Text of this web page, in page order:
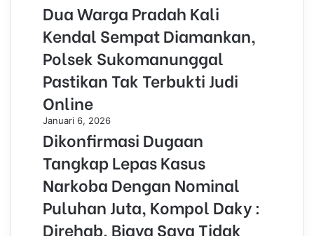
Dua Warga Pradah Kali
Kendal Sempat Diamankan,
Polsek Sukomanunggal
Pastikan Tak Terbukti Judi
Online
Januari 6, 2026
Dikonfirmasi Dugaan
Tangkap Lepas Kasus
Narkoba Dengan Nominal
Puluhan Juta, Kompol Daky :
Direhab, Biaya Saya Tidak